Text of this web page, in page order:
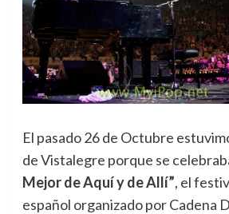
El pasado 26 de Octubre
de Vistalegre porque se
Mejor de Aquí y de Allí”, el
español organizado por Cadena